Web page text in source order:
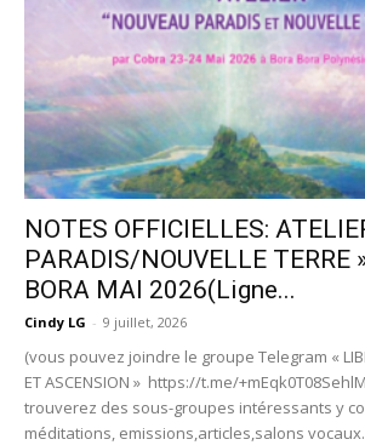
NOTES OFFICIELLES:
PARADIS/NOUVELLE TERRE
BORA MAI 2026(Ligne...
Cindy LG - 9 juillet, 2026
(vous pouvez joindre le groupe Telegram «
ET ASCENSION » https://t.me/
trouverez des sous-groupes intéressants y
méditations, emissions,articles,salons